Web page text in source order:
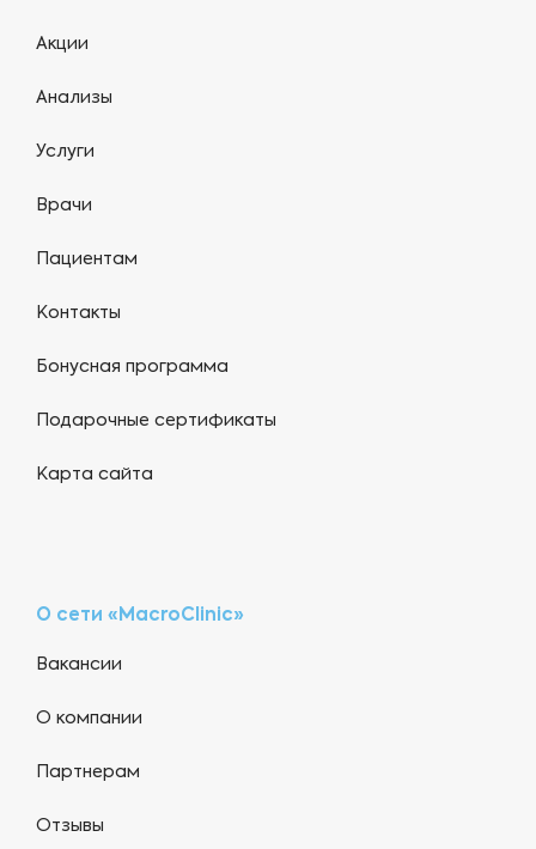
Акции
Анализы
Услуги
Врачи
Пациентам
Контакты
Бонусная программа
Подарочные сертификаты
Карта сайта
О сети «MacroClinic»
Вакансии
О компании
Партнерам
Отзывы